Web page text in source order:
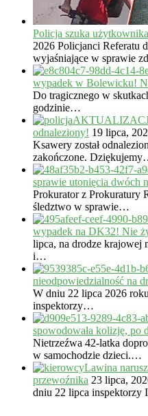
Policja szuka
2026 Policjanci Referatu
wyjaśniające w sprawie
wypadek w Bolewicku!
Do tragicznego w
godzinie…
odnaleziony! 19 lipca,
Ksawery został
zakończone.
sprawie utonięcia dwóch
Prokurator z Prokuratury
śledztwo w sprawie…
wypadek na DK32! Nie
lipca, na drodze krajowej
i…
nieodpowiedzialność na
W dniu 22 lipca 2026
inspektorzy…
spowodowała kolizję, po
Nietrzeźwa 42-latka
w samochodzie dzieci.…
Lawina
przewoźnika 23 lipca,
dniu 22 lipca inspektorzy